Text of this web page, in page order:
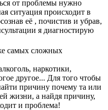
от проблемы нужно
ситуация происходит в
её , почистив и убрав,
я диагностирую
самых сложных
наркотики,
другое... Для того чтобы
причину почему та или
жизни, а найдя причину,
и проблема!